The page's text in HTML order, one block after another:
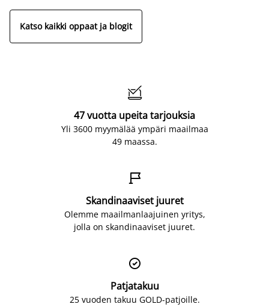
Katso kaikki oppaat ja blogit

47 vuotta upeita tarjouksia
Yli 3600 myymälää ympäri maailmaa
49 maassa.

Skandinaaviset juuret
Olemme maailmanlaajuinen yritys,
jolla on skandinaaviset juuret.

Patjatakuu
25 vuoden takuu GOLD-patjoille.